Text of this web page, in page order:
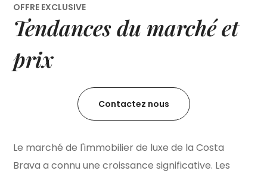
OFFRE EXCLUSIVE
Tendances du marché et
prix
Contactez nous
Le marché de l'immobilier de luxe de la Costa
Brava a connu une croissance significative. Les